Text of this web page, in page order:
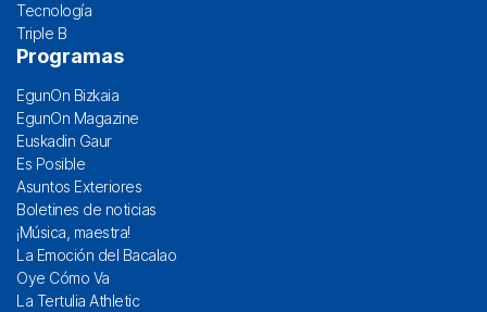
Tecnología
Triple B
Programas
EgunOn Bizkaia
EgunOn Magazine
Euskadin Gaur
Es Posible
Asuntos Exteriores
Boletines de noticias
¡Música, maestra!
La Emoción del Bacalao
Oye Cómo Va
La Tertulia Athletic